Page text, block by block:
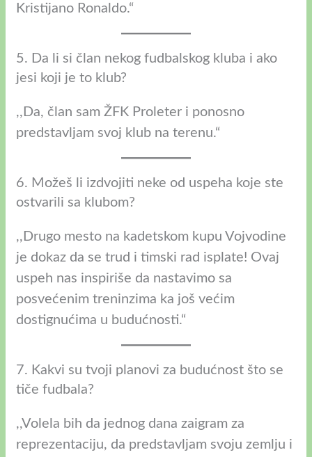
Kristijano Ronaldo.“
5. Da li si član nekog fudbalskog kluba i ako
jesi koji je to klub?
,,Da, član sam ŽFK Proleter i ponosno
predstavljam svoj klub na terenu.“
6. Možeš li izdvojiti neke od uspeha koje ste
ostvarili sa klubom?
,,Drugo mesto na kadetskom kupu Vojvodine
je dokaz da se trud i timski rad isplate! Ovaj
uspeh nas inspiriše da nastavimo sa
posvećenim treninzima ka još većim
dostignućima u budućnosti.“
7. Kakvi su tvoji planovi za budućnost što se
tiče fudbala?
,,Volela bih da jednog dana zaigram za
reprezentaciju, da predstavljam svoju zemlju i